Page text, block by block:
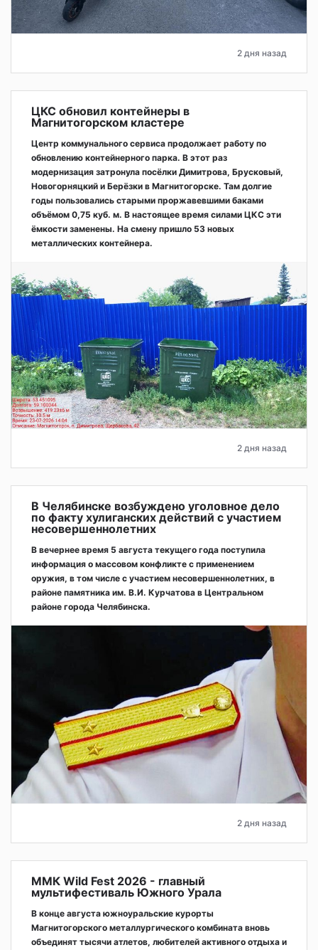
2 дня назад
ЦКС обновил контейнеры в
Магнитогорском кластере
Центр коммунального сервиса продолжает работу по
обновлению контейнерного парка. В этот раз
модернизация затронула посёлки Димитрова, Брусковый,
Новогорняцкий и Берёзки в Магнитогорске. Там долгие
годы пользовались старыми проржавевшими баками
объёмом 0,75 куб. м. В настоящее время силами ЦКС эти
ёмкости заменены. На смену пришло 53 новых
металлических контейнера.
2 дня назад
В Челябинске возбуждено уголовное дело
по факту хулиганских действий с участием
несовершеннолетних
В вечернее время 5 августа текущего года поступила
информация о массовом конфликте с применением
оружия, в том числе с участием несовершеннолетних, в
районе памятника им. В.И. Курчатова в Центральном
районе города Челябинска.
2 дня назад
ММК Wild Fest 2026 - главный
мультифестиваль Южного Урала
В конце августа южноуральские курорты
Магнитогорского металлургического комбината вновь
объединят тысячи атлетов, любителей активного отдыха и